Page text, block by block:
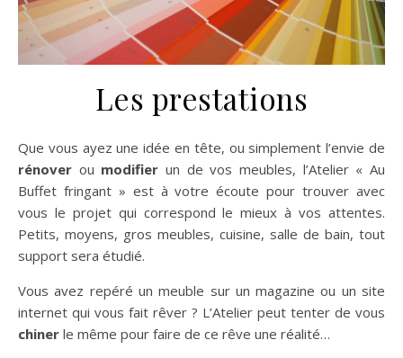
Les prestations
Que vous ayez une idée en tête, ou simplement l’envie de
rénover ou modifier un de vos meubles, l’Atelier « Au
Buffet fringant » est à votre écoute pour trouver avec
vous le projet qui correspond le mieux à vos attentes.
Petits, moyens, gros meubles, cuisine, salle de bain, tout
support sera étudié.
Vous avez repéré un meuble sur un magazine ou un site
internet qui vous fait rêver ? L’Atelier peut tenter de vous
chiner le même pour faire de ce rêve une réalité…